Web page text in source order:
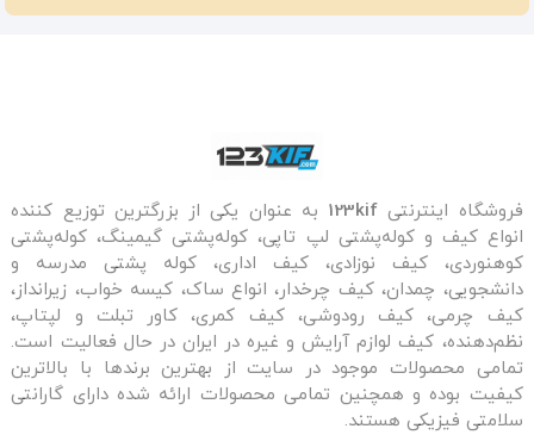
فروشگاه اینترنتی 123kif به عنوان یکی از بزرگترین توزیع کننده
انواع کیف و کوله‌پشتی لپ تاپی، کوله‌پشتی گیمینگ، کوله‌پشتی
کوهنوردی، کیف نوزادی، کیف اداری، کوله پشتی مدرسه و
دانشجویی، چمدان، کیف چرخدار، انواع ساک، کیسه خواب، زیرانداز،
کیف چرمی، کیف رودوشی، کیف کمری، کاور تبلت و لپتاپ،
نظم‌دهنده، کیف لوازم آرایش و غیره در ایران در حال فعالیت است.
تمامی محصولات موجود در سایت از بهترین برندها با بالاترین
کیفیت بوده و همچنین تمامی محصولات ارائه شده دارای گارانتی
سلامتی فیزیکی هستند.